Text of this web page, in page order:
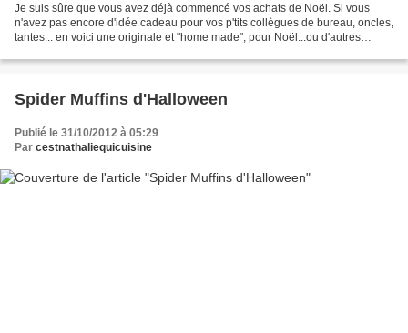
Je suis sûre que vous avez déjà commencé vos achats de Noël. Si vous
n'avez pas encore d'idée cadeau pour vos p'tits collègues de bureau, oncles,
tantes... en voici une originale et "home made", pour Noël...ou d'autres
Spider Muffins d'Halloween
Publié le 31/10/2012 à 05:29
Par cestnathaliequicuisine